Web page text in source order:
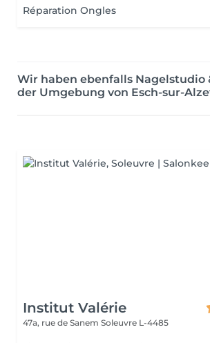
Réparation Ongles
Wir haben ebenfalls Nagelstudio
der Umgebung von Esch-sur-
Institut Valérie
47a, rue de Sanem Soleuvre L-4485